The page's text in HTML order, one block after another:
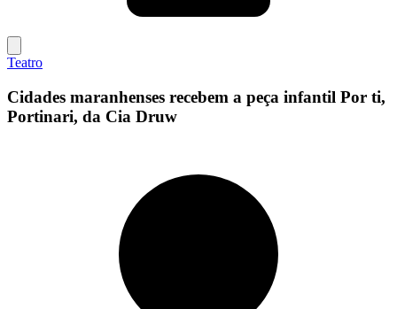
Teatro
Cidades maranhenses recebem a peça infantil Por ti,
Portinari, da Cia Druw